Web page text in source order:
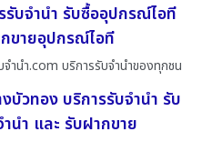
รับจำนำ รับซื้ออุปกรณ์ไอที
ขายอุปกรณ์ไอที
านํา.com บริการรับจำนำของทุกชน
บัวทอง บริการรับจำนำ รับ
นำ และ รับฝากขาย